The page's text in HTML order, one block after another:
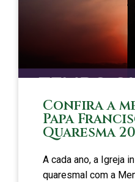
Confira a
Papa
Quaresma
A cada ano, a Igreja
quaresmal com a